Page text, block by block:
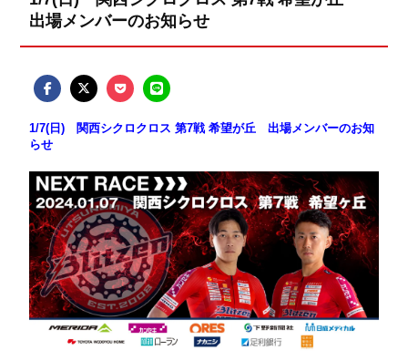
出場メンバーのお知らせ
1/7(日) 関西シクロクロス 第7戦 希望が丘 出場メンバーのお知
らせ